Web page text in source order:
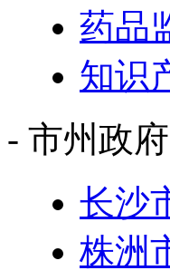
药品
知识
- 市州政
长沙
株洲